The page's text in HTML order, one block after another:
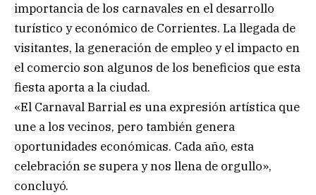
importancia de los carnavales en el desarrollo
turístico y económico de Corrientes. La llegada de
visitantes, la generación de empleo y el impacto en
el comercio son algunos de los beneficios que esta
fiesta aporta a la ciudad.
«El Carnaval Barrial es una expresión artística que
une a los vecinos, pero también genera
oportunidades económicas. Cada año, esta
celebración se supera y nos llena de orgullo»,
concluyó.